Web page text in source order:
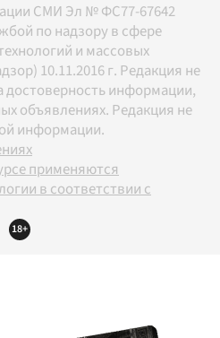
СМИ Эл № ФС77-67642
по надзору в сфере
и массовых
10.11.2016 г. Редакция не
достоверность информации,
объявлениях. Редакция не
информации.
применяются
в соответствии с
18+